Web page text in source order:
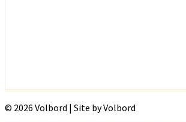
© 2026 Volbord | Site by Volbord